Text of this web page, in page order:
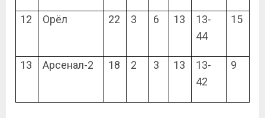
12 Орёл 22 3 6 13
13-
44
15
13 Арсенал-2 18 2 3 13
13-
42
9